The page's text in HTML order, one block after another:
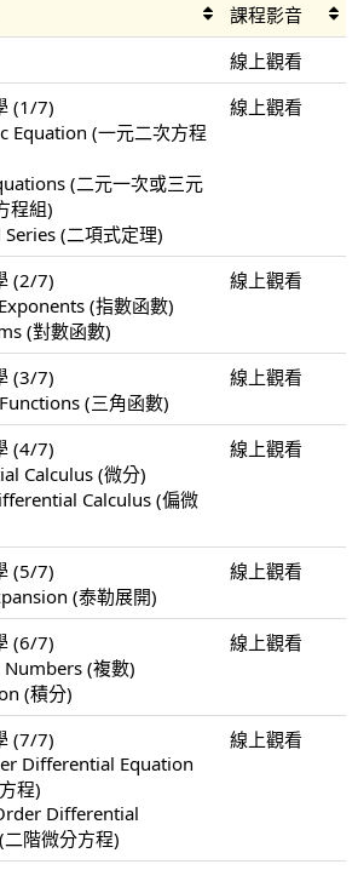
課程影音
線上觀看
(1/7)
Equation (一元二次方程
(二元一次或三元
程組)
(二項式定理)
線上觀看
(2/7)
(指數函數)
(對數函數)
線上觀看
(3/7)
(三角函數)
線上觀看
(4/7)
Calculus (微分)
Calculus (偏微
線上觀看
(5/7)
(泰勒展開)
線上觀看
(6/7)
(複數)
(積分)
線上觀看
(7/7)
Differential Equation
程)
Differential
階微分方程)
線上觀看